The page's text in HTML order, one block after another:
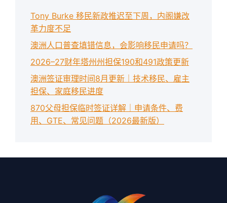
Tony Burke 移民新政推迟至下周，内阁嫌改
革力度不足
澳洲人口普查填错信息，会影响移民申请吗？
2026–27财年塔州州担保190和491政策更新
澳洲签证审理时间8月更新｜技术移民、雇主
担保、家庭移民进度
870父母担保临时签证详解｜申请条件、费
用、GTE、常见问题（2026最新版）